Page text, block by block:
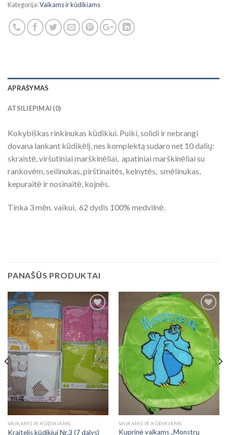
Kategorija:Vaikams ir kūdikiams
APRAŠYMAS
ATSILIEPIMAI (0)
Kokybiškas rinkinukas kūdikiui. Puiki, solidi ir nebrangi
dovana lankant kūdikėlį, nes komplektą sudaro net 10 dalių:
skraistė, viršutiniai marškinėliai, apatiniai marškinėliai su
rankovėm, seilinukas, pirštinaitės, kelnytės, smėlinukas,
kepuraitė ir nosinaitė, kojnės.
Tinka 3 mėn. vaikui, 62 dydis 100% medvilnė.
PANAŠŪS PRODUKTAI
Add to
Wishlist
VAIKAMS IR KŪDIKIAMS
Kraitelis kūdikiui Nr.3 (7 dalys)
Add to
Wishlist
VAIKAMS IR KŪDIKIAMS
Kuprinė vaikams „Monstrų